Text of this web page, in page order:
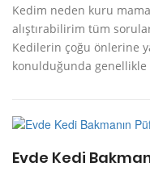
Kedim neden kuru
alıştırabilirim tüm
Kedilerin çoğu önlerine
konulduğunda genellikle
Evde Kedi